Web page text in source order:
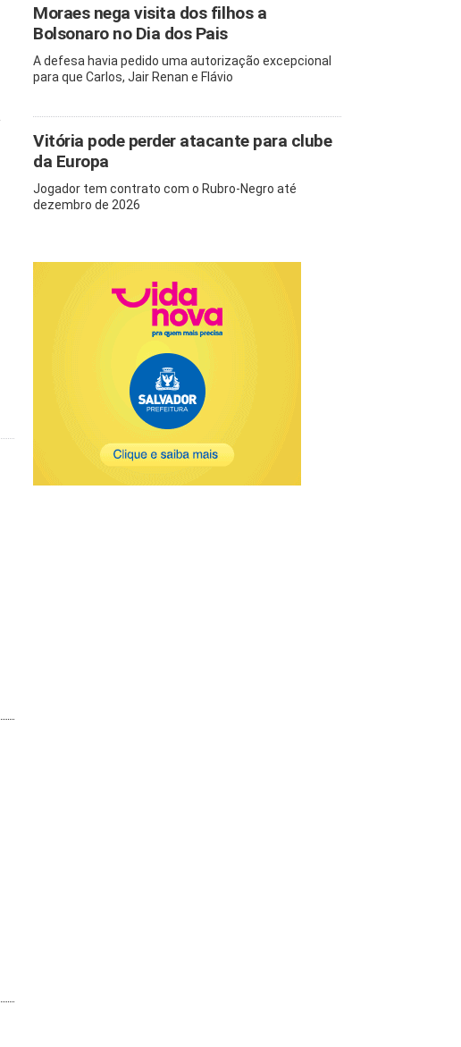
Moraes nega visita dos filhos a
Bolsonaro no Dia dos Pais
A defesa havia pedido uma autorização excepcional
para que Carlos, Jair Renan e Flávio
Vitória pode perder atacante para clube
da Europa
Jogador tem contrato com o Rubro-Negro até
dezembro de 2026